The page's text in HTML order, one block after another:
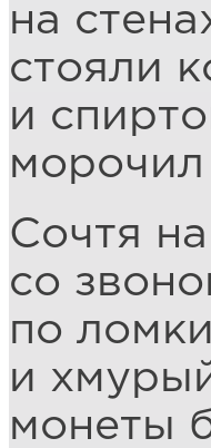
на
стояли
и
морочил
Сочтя
со
по
и
монеты